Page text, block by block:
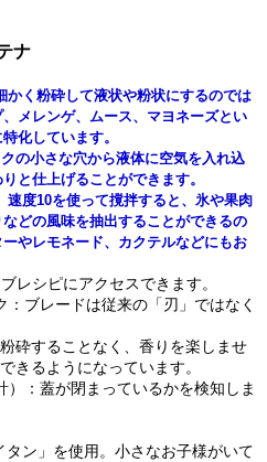
ナ
く粉砕して液状や粉状にするのでは
メレンゲ、ムース、マヨネーズとい
化しています。
の小さな穴から液体に空気を入れ込
と仕上げることができます。
度10を使って撹拌すると、氷や果肉
どの風味を抽出することができるの
やレモネード、カクテルなどにもお
レシピにアクセスできます。
ブレードは従来の「刃」ではなく
砕することなく、香りを楽しませ
きるようになっています。
：蓋が閉まっているかを検知しま
ン」を使用。小さなお子様がいて